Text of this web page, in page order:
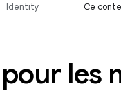
Identity
Ce
les